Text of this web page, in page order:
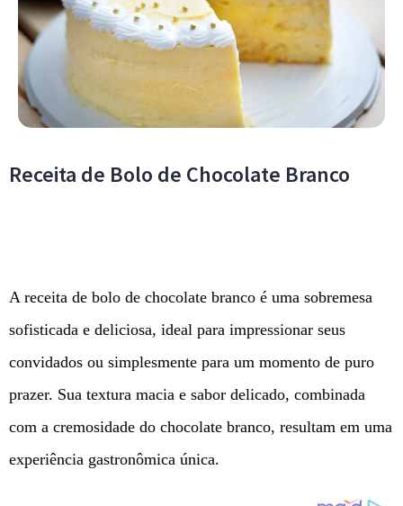
Receita de Bolo de Chocolate Branco
A receita de bolo de chocolate branco é uma sobremesa
sofisticada e deliciosa, ideal para impressionar seus
convidados ou simplesmente para um momento de puro
prazer. Sua textura macia e sabor delicado, combinada
com a cremosidade do chocolate branco, resultam em uma
experiência gastronômica única.